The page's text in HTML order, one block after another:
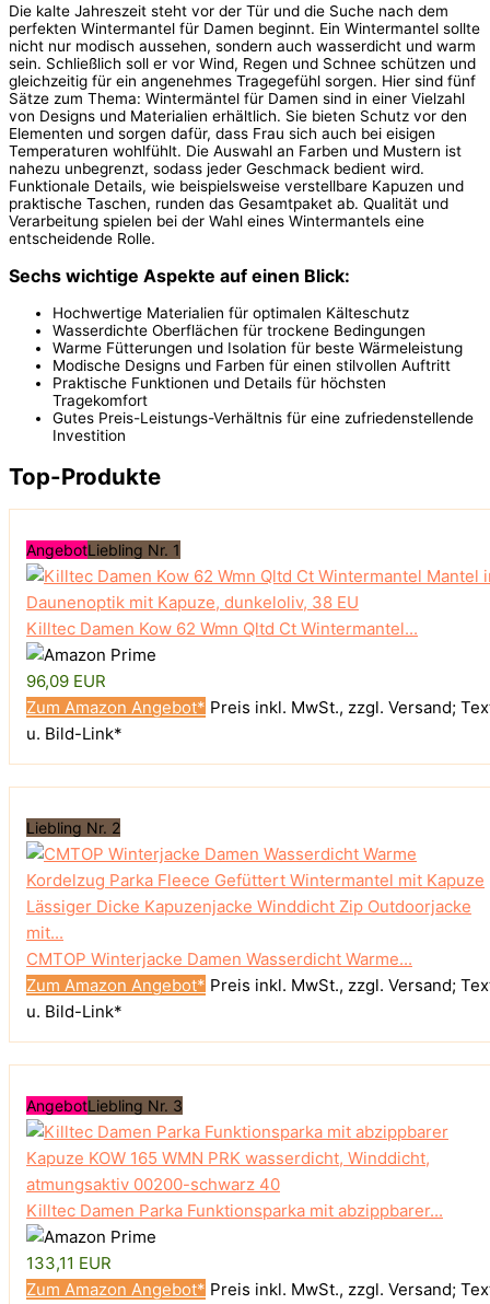
Die kalte Jahreszeit steht vor der Tür und die Suche nach dem
perfekten Wintermantel für Damen beginnt. Ein Wintermantel sollte
nicht nur modisch aussehen, sondern auch wasserdicht und warm
sein. Schließlich soll er vor Wind, Regen und Schnee schützen und
gleichzeitig für ein angenehmes Tragegefühl sorgen. Hier sind fünf
Sätze zum Thema: Wintermäntel für Damen sind in einer Vielzahl
von Designs und Materialien erhältlich. Sie bieten Schutz vor den
Elementen und sorgen dafür, dass Frau sich auch bei eisigen
Temperaturen wohlfühlt. Die Auswahl an Farben und Mustern ist
nahezu unbegrenzt, sodass jeder Geschmack bedient wird.
Funktionale Details, wie beispielsweise verstellbare Kapuzen und
praktische Taschen, runden das Gesamtpaket ab. Qualität und
Verarbeitung spielen bei der Wahl eines Wintermantels eine
entscheidende Rolle.
Sechs wichtige Aspekte auf einen Blick:
Hochwertige Materialien für optimalen Kälteschutz
Wasserdichte Oberflächen für trockene Bedingungen
Warme Fütterungen und Isolation für beste Wärmeleistung
Modische Designs und Farben für einen stilvollen Auftritt
Praktische Funktionen und Details für höchsten
Tragekomfort
Gutes Preis-Leistungs-Verhältnis für eine zufriedenstellende
Investition
Top-Produkte
AngebotLiebling Nr. 1
Killtec Damen Kow 62 Wmn Qltd Ct Wintermantel...
96,09 EUR
Zum Amazon Angebot* Preis inkl. MwSt., zzgl. Versand;
u. Bild-Link*
Liebling Nr. 2
CMTOP Winterjacke Damen Wasserdicht Warme...
Zum Amazon Angebot* Preis inkl. MwSt., zzgl. Versand;
u. Bild-Link*
AngebotLiebling Nr. 3
Killtec Damen Parka Funktionsparka mit abzippbarer...
133,11 EUR
Zum Amazon Angebot* Preis inkl. MwSt., zzgl. Versand;